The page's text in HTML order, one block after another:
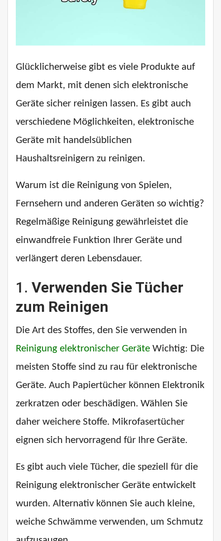
Glücklicherweise gibt es viele Produkte auf
dem Markt, mit denen sich elektronische
Geräte sicher reinigen lassen. Es gibt auch
verschiedene Möglichkeiten, elektronische
Geräte mit handelsüblichen
Haushaltsreinigern zu reinigen.
Warum ist die Reinigung von Spielen,
Fernsehern und anderen Geräten so wichtig?
Regelmäßige Reinigung gewährleistet die
einwandfreie Funktion Ihrer Geräte und
verlängert deren Lebensdauer.
1. Verwenden Sie Tücher
zum Reinigen
Die Art des Stoffes, den Sie verwenden in
Reinigung elektronischer Geräte Wichtig: Die
meisten Stoffe sind zu rau für elektronische
Geräte. Auch Papiertücher können Elektronik
zerkratzen oder beschädigen. Wählen Sie
daher weichere Stoffe. Mikrofasertücher
eignen sich hervorragend für Ihre Geräte.
Es gibt auch viele Tücher, die speziell für die
Reinigung elektronischer Geräte entwickelt
wurden. Alternativ können Sie auch kleine,
weiche Schwämme verwenden, um Schmutz